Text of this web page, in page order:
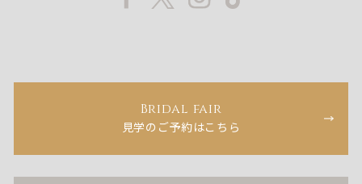
Bridal fair
見学のご予約はこちら